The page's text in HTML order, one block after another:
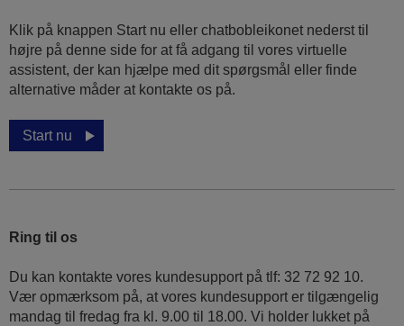
Klik på knappen Start nu eller chatbobleikonet nederst til
højre på denne side for at få adgang til vores virtuelle
assistent, der kan hjælpe med dit spørgsmål eller finde
alternative måder at kontakte os på.
Start nu
Ring til os
Du kan kontakte vores kundesupport på tlf: 32 72 92 10.
Vær opmærksom på, at vores kundesupport er tilgængelig
mandag til fredag ​​fra kl. 9.00 til 18.00. Vi holder lukket på